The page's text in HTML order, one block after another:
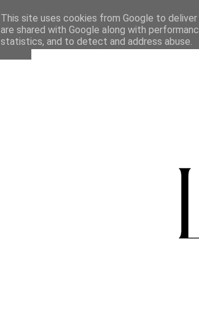
This site uses cookies from Google to
are shared with Google along with
statistics, and to detect and address abuse.